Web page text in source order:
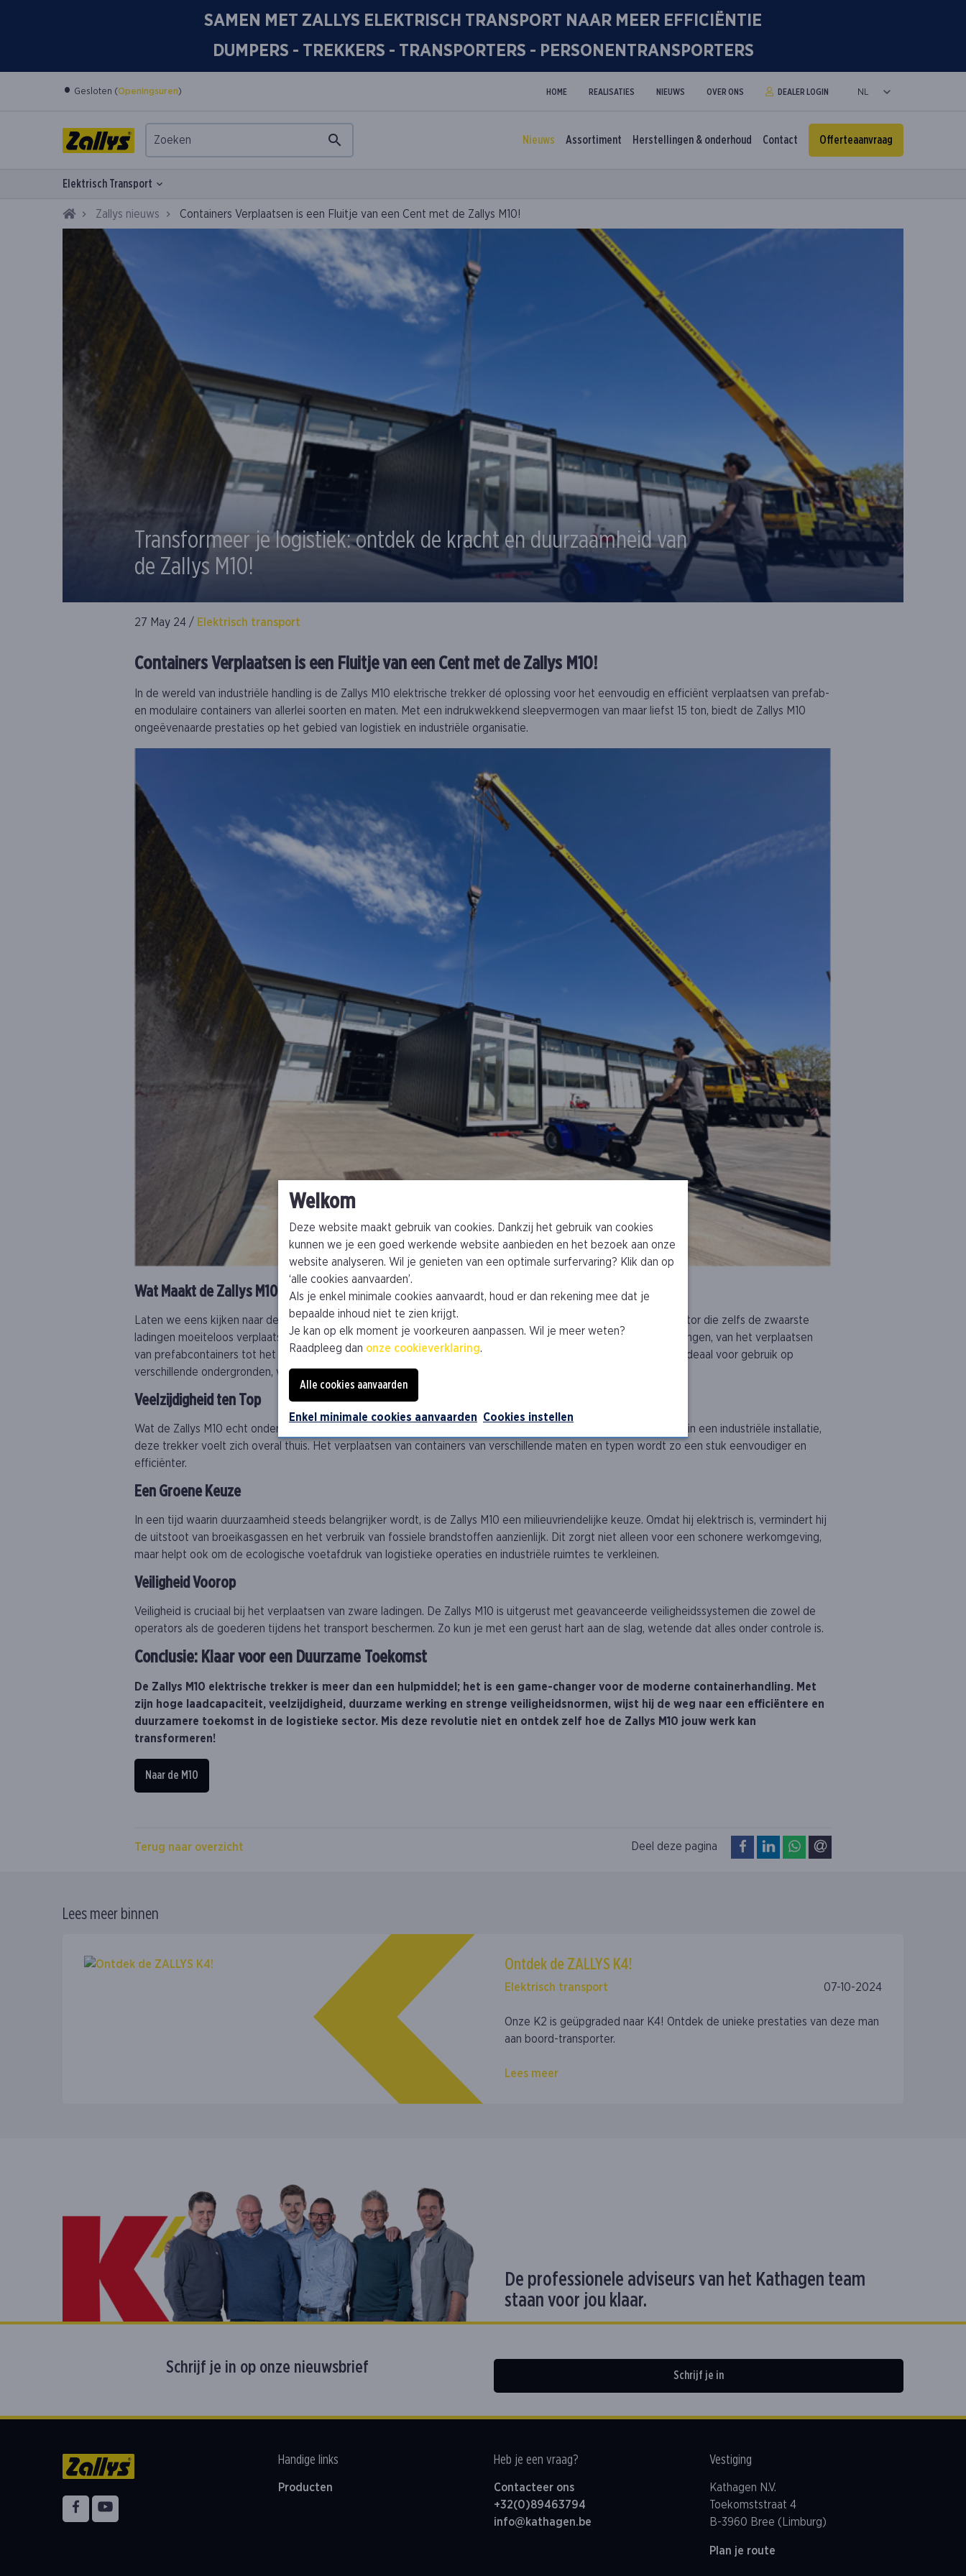
SAMEN MET ZALLYS ELEKTRISCH TRANSPORT NAAR MEER EFFICIËNTIE
DUMPERS - TREKKERS - TRANSPORTERS - PERSONENTRANSPORTERS
• Gesloten (Openingsuren) HOME REALISATIES NIEUWS OVER ONS DEALER LOGIN
Nieuws Assortiment Herstellingen & onderhoud Contact Offerteaanvraag
Elektrisch Transport
HomeZallys nieuws Containers Verplaatsen is een Fluitje van een Cent met de Zallys M10!
Transformeer je logistiek: ontdek de kracht en duurzaamheid van
de Zallys M10!
27 May 24 / Elektrisch transport
Containers Verplaatsen is een Fluitje van een Cent met de Zallys M10!
In de wereld van industriële handling is de Zallys M10 elektrische trekker dé oplossing voor het eenvoudig en efficiënt verplaatsen van prefab-
en modulaire containers van allerlei soorten en maten. Met een indrukwekkend sleepvermogen van maar liefst 15 ton, biedt de Zallys M10
ongeëvenaarde prestaties op het gebied van logistiek en industriële organisatie.
Wat Maakt de Zallys M10 zo Bijzonder?
Laten we eens kijken naar de technische snufjes van de Zallys M10. Deze trekker heeft een krachtige elektromotor die zelfs de zwaarste
ladingen moeiteloos verplaatst. Zijn vermogen om tot 15 ton te slepen maakt hem perfect voor diverse toepassingen, van het verplaatsen
van prefabcontainers tot het transport van zware industriële goederen. Bovendien zijn de pneumatische wielen ideaal voor gebruik op
verschillende ondergronden, wat de trekker geschikt maakt voor allerlei containertransporten.
Veelzijdigheid ten Top
Wat de Zallys M10 echt onderscheidt, is zijn veelzijdigheid. Of je nu werkt in een magazijn, op een bouwplaats of in een industriële installatie,
deze trekker voelt zich overal thuis. Het verplaatsen van containers van verschillende maten en typen wordt zo een stuk eenvoudiger en
efficiënter.
Een Groene Keuze
In een tijd waarin duurzaamheid steeds belangrijker wordt, is de Zallys M10 een milieuvriendelijke keuze. Omdat hij elektrisch is, vermindert hij
de uitstoot van broeikasgassen en het verbruik van fossiele brandstoffen aanzienlijk. Dit zorgt niet alleen voor een schonere werkomgeving,
maar helpt ook om de ecologische voetafdruk van logistieke operaties en industriële ruimtes te verkleinen.
Veiligheid Voorop
Veiligheid is cruciaal bij het verplaatsen van zware ladingen. De Zallys M10 is uitgerust met geavanceerde veiligheidssystemen die zowel de
operators als de goederen tijdens het transport beschermen. Zo kun je met een gerust hart aan de slag, wetende dat alles onder controle is.
Conclusie: Klaar voor een Duurzame Toekomst
De Zallys M10 elektrische trekker is meer dan een hulpmiddel; het is een game-changer voor de moderne containerhandling. Met
zijn hoge laadcapaciteit, veelzijdigheid, duurzame werking en strenge veiligheidsnormen, wijst hij de weg naar een efficiëntere en
duurzamere toekomst in de logistieke sector. Mis deze revolutie niet en ontdek zelf hoe de Zallys M10 jouw werk kan
transformeren!
Naar de M10
Terug naar overzicht Deel deze pagina op Facebook
op LinkedInop WhatsApp
Lees meer binnen
Ontdek de ZALLYS K4!
Elektrisch transport 07-10-2024
Onze K2 is geüpgraded naar K4! Ontdek de unieke prestaties van deze man
aan boord-transporter.
Lees meer
De professionele adviseurs van het Kathagen team
staan voor jou klaar.
Schrijf je in op onze nieuwsbrief Schrijf je in
Volg ons op
Facebook
Handige links
Producten
Heb je een vraag?
Contacteer ons
+32(0)89463794
info@kathagen.be
Vestiging
Kathagen N.V.
Toekomststraat 4
B-3960 Bree (Limburg)
Plan je route
Welkom
Deze website maakt gebruik van cookies. Dankzij het gebruik van cookies
kunnen we je een goed werkende website aanbieden en het bezoek aan onze
website analyseren. Wil je genieten van een optimale surfervaring? Klik dan op
‘alle cookies aanvaarden’.
Als je enkel minimale cookies aanvaardt, houd er dan rekening mee dat je
bepaalde inhoud niet te zien krijgt.
Je kan op elk moment je voorkeuren aanpassen. Wil je meer weten?
Raadpleeg dan onze cookieverklaring.
Alle cookies aanvaarden
Enkel minimale cookies aanvaarden Cookies instellen